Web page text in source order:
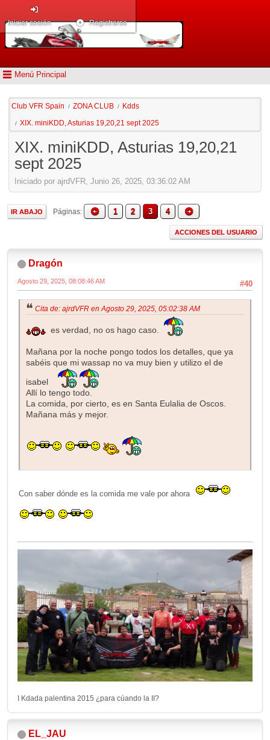
Menú Principal
Iniciar sesión Registrarse
Club VFR Spain / ZONA CLUB / Kdds
/ XIX. miniKDD, Asturias 19,20,21 sept 2025
XIX. miniKDD, Asturias 19,20,21
sept 2025
Iniciado por ajrdVFR, Junio 26, 2025, 03:36:02 AM
IR ABAJO Páginas 1 2 3 4
ACCIONES DEL USUARIO
Dragón
#40
Agosto 29, 2025, 08:08:46 AM
Cita de: ajrdVFR en Agosto 29, 2025, 05:02:38 AM
es verdad, no os hago caso.
Mañana por la noche pongo todos los detalles, que ya
sabéis que mi wassap no va muy bien y utilizo el de
isabel
Allí lo tengo todo.
La comida, por cierto, es en Santa Eulalia de Oscos.
Mañana más y mejor.
Con saber dónde es la comida me vale por ahora
I Kdada palentina 2015 ¿para cúando la II?
EL_JAU